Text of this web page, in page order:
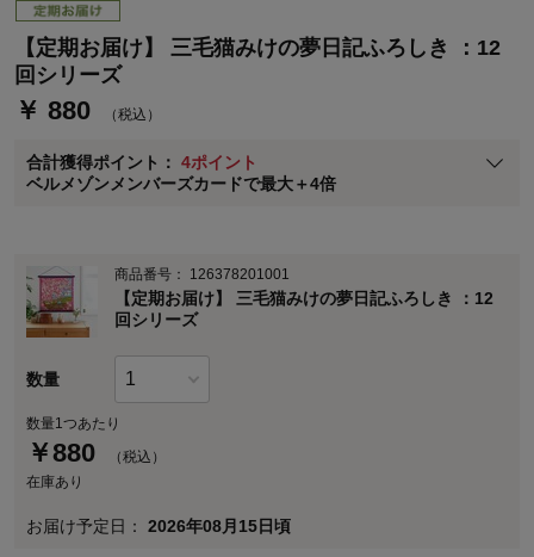
【定期お届け】 三毛猫みけの夢日記ふろしき ：12
回シリーズ
￥ 880 （税込）
合計獲得ポイント： 4ポイント
ベルメゾンメンバーズカードで最大＋4倍
通常商品送料無料 返品引取無料（JCBのみ）
即時入会なら更に500円OFFクーポンプレゼント
※メンバーズカードの加算ポイントはステージ倍率適用前の基本ポイント
に対して適用されます。
商品番号： 126378201001
【定期お届け】 三毛猫みけの夢日記ふろしき ：12
回シリーズ
数量
数量1つあたり
￥880
（税込）
在庫あり
お届け予定日： 2026年08月15日頃